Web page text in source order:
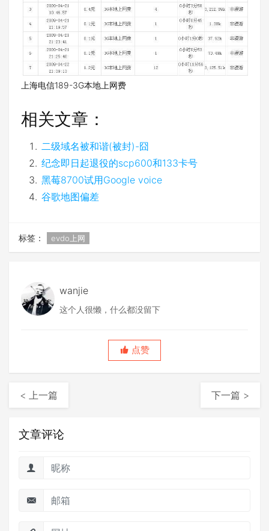
上海电信189-3G本地上网费
相关文章：
二级域名被和谐(被封)-囧
纪念即日起退役的scp600和133卡号
黑莓8700试用Google voice
谷歌地图偏差
标签： evdo上网
wanjie
这个人很懒，什么都没留下
点赞
< 上一篇 下一篇 >
文章评论